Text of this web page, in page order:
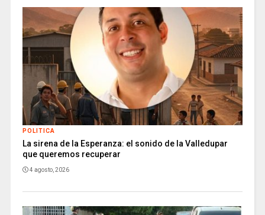
POLITICA
La sirena de la Esperanza: el sonido de la Valledupar
que queremos recuperar
4 agosto, 2026